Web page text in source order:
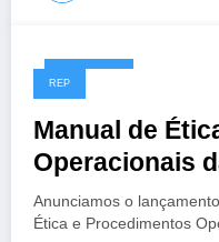
14/07/2026
REP
Manual de
Operacionais
Radioamador,
Anunciamos o
Ética e Procedimentos